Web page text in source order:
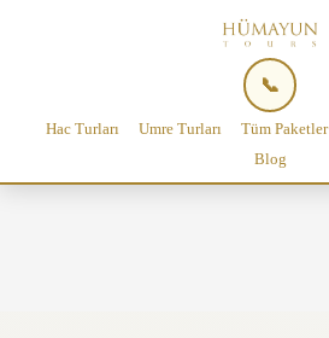
Hac Turları Umre Turları Tüm Paketler
Blog
📞